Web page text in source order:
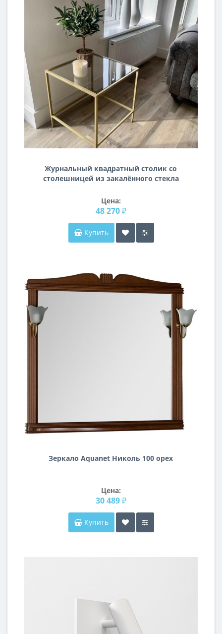
Журнальный квадратный столик со
столешницей из закалённого стекла
Цена:
48 270 ₽
Купить
Зеркало Aquanet Николь 100 орех
Цена:
30 489 ₽
Купить